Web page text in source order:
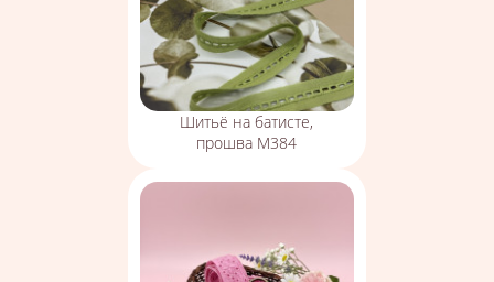
Шитьё на батисте,
прошва М384